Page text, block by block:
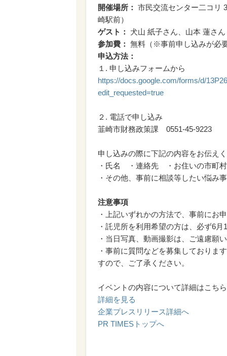
開催場所： 市民交流センター二コリ
崎駅前）
ゲスト：
犬山 紙子さん、山本 蓮さん
参加費： 無料（※事前申し込みが必
申込方法：
１. 申し込みフォームから
https://docs.google.com/forms/d/
edit_requested=true
２. 電話で申し込み
韮崎市財務政策課 0551-45-9223
申し込みの際に下記の内容をお伝
・氏名 ・連絡先 ・お住い
・その他、事前に相談等したい悩み
注意事項
・上記いずれかの方法で、事前にお
・託児所を利用希望の方は、必ず6
・当日写真、動画撮影は、ご遠慮願
・事前に質問などを募集しており
すので、ご了承ください。
イベントの内容について詳細はこちら
詳細を見る
企業プレスリリース詳細へ
PR TIMESトップへ